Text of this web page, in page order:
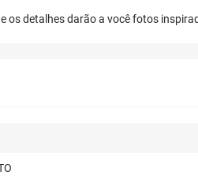
os detalhes darão a você fotos